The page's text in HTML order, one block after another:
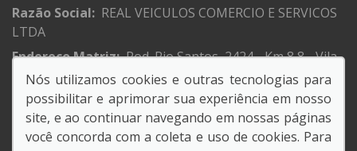
Razão Social: REAL VEICULOS COMERCIO E SERVICOS
LTDA
Endereço Matriz:Rod. Rio Santos, 2424 - Km 8,8 - Vila
Ibirapitanga - Itaguaí-RJ
Nós utilizamos cookies e outras tecnologias para
possibilitar e aprimorar sua experiência em nosso
site, e ao continuar navegando em nossas páginas
você concorda com a coleta e uso de cookies. Para